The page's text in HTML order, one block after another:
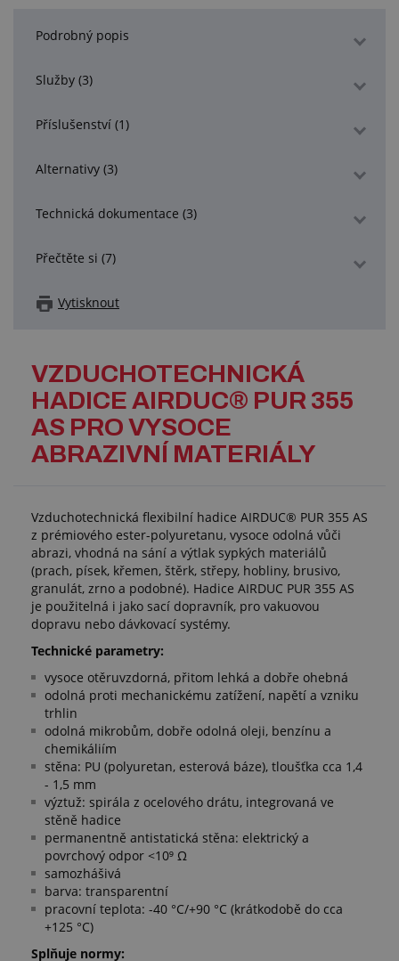
Podrobný popis
Služby (3)
Příslušenství (1)
Alternativy (3)
Technická dokumentace (3)
Přečtěte si (7)
Vytisknout
VZDUCHOTECHNICKÁ
HADICE AIRDUC® PUR 355
AS PRO VYSOCE
ABRAZIVNÍ MATERIÁLY
Vzduchotechnická flexibilní hadice AIRDUC® PUR 355 AS
z prémiového ester-polyuretanu, vysoce odolná vůči
abrazi, vhodná na sání a výtlak sypkých materiálů
(prach, písek, křemen, štěrk, střepy, hobliny, brusivo,
granulát, zrno a podobné). Hadice AIRDUC PUR 355 AS
je použitelná i jako sací dopravník, pro vakuovou
dopravu nebo dávkovací systémy.
Technické parametry:
vysoce otěruvzdorná, přitom lehká a dobře ohebná
odolná proti mechanickému zatížení, napětí a vzniku
trhlin
odolná mikrobům, dobře odolná oleji, benzínu a
chemikáliím
stěna: PU (polyuretan, esterová báze), tloušťka cca 1,4
- 1,5 mm
výztuž: spirála z ocelového drátu, integrovaná ve
stěně hadice
permanentně antistatická stěna: elektrický a
povrchový odpor <10⁹ Ω
samozhášivá
barva: transparentní
pracovní teplota: -40 °C/+90 °C (krátkodobě do cca
+125 °C)
Splňuje normy: